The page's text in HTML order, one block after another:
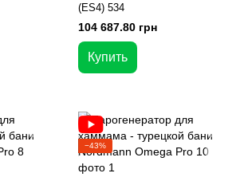
(ES4) 534
104 687.80 грн
Купить
−43%